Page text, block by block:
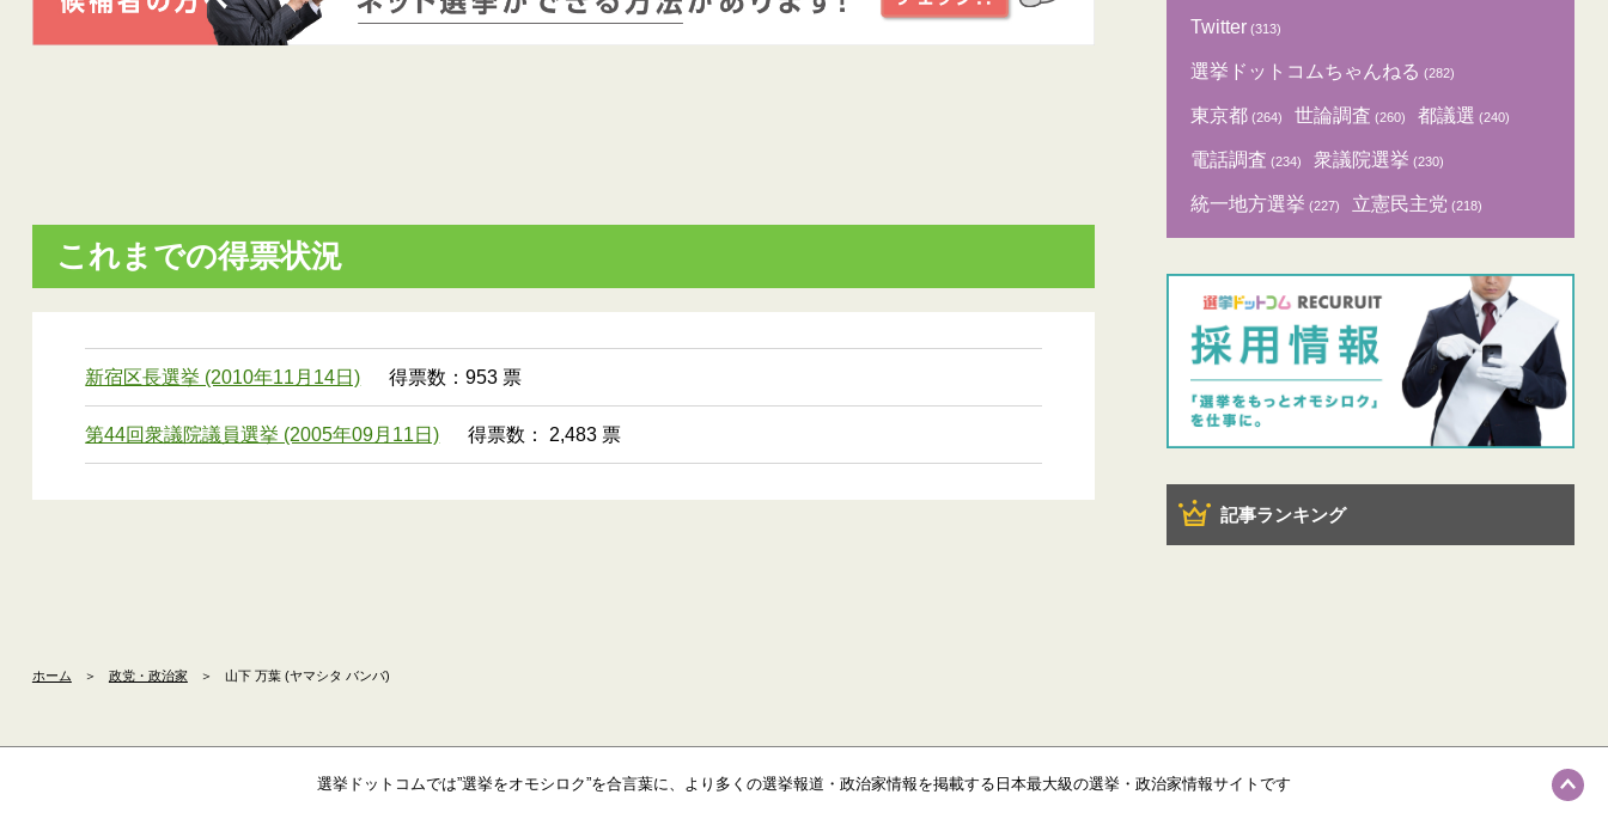
これまでの得票状況
新宿区長選挙 (2010年11月14日) 得票数：953 票
第44回衆議院議員選挙 (2005年09月11日) 得票数： 2,483 票
Twitter (313)
選挙ドットコムちゃんねる (282)
東京都 (264) 世論調査 (260) 都議選 (240)
電話調査 (234) 衆議院選挙 (230)
統一地方選挙 (227) 立憲民主党 (218)
記事ランキング
ホーム ＞ 政党・政治家 ＞ 山下 万葉 (ヤマシタ バンバ)
選挙ドットコムでは”選挙をオモシロク”を合言葉に、より多くの選挙報道・政治家情報を掲載する日本最大級の選挙・政治家情報サイトです